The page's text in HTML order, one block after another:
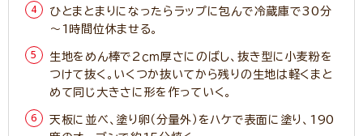
ひとまとまりになったらラップに包んで冷蔵庫で30分
～1時間位休ませる。
生地をめん棒で2ｃｍ厚さにのばし、抜き型に小麦粉を
つけて抜く。いくつか抜いてから残りの生地は軽くまと
めて同じ大きさに形を作っていく。
天板に並べ、塗り卵（分量外）をハケで表面に塗り、190